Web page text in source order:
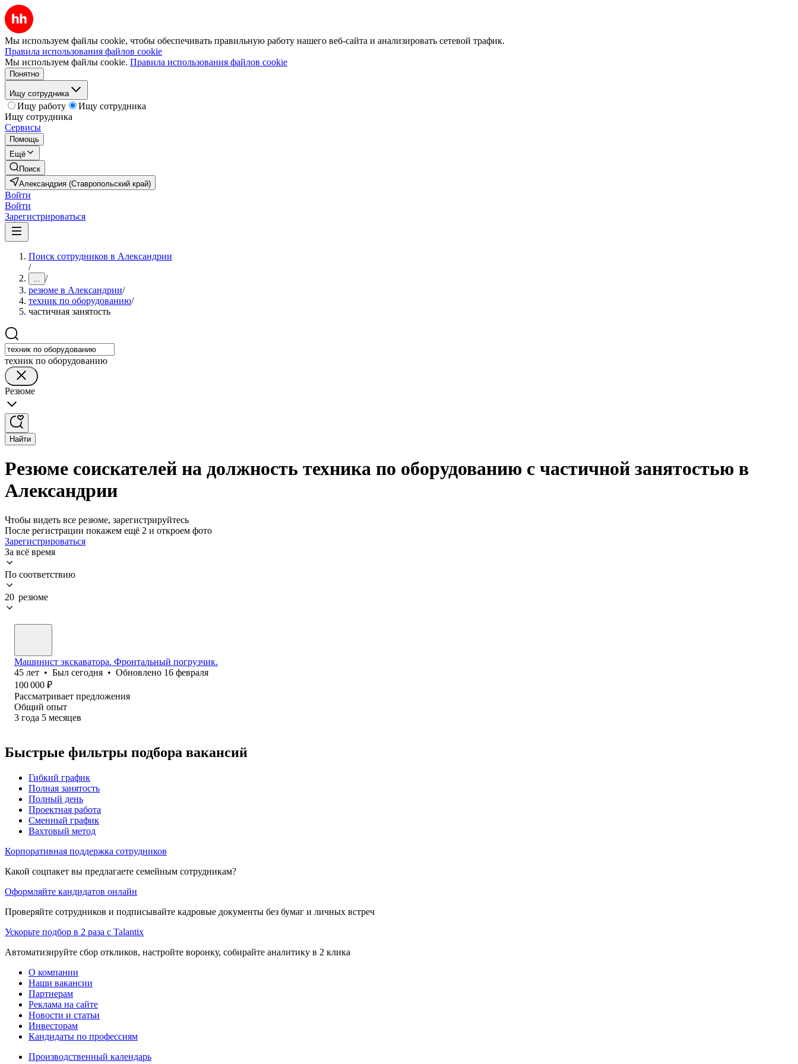
Мы используем файлы cookie, чтобы обеспечивать правильную работу нашего веб-сайта и анализировать сетевой трафик.
Правила использования файлов cookie
Мы используем файлы cookie. Правила использования файлов cookie
Понятно
Ищу сотрудника
Ищу работу
Ищу сотрудника
Ищу сотрудника
Сервисы
Помощь
Ещё
Поиск
Александрия (Ставропольский край)
Войти
Войти
Зарегистрироваться
Поиск сотрудников в Александрии
/
... /
резюме в Александрии/
техник по оборудованию/
частичная занятость
техник по оборудованию
Резюме
Найти
Резюме соискателей на должность техника по оборудованию с частичной занятостью в
Александрии
Чтобы видеть все резюме, зарегистрируйтесь
После регистрации покажем ещё 2 и откроем фото
Зарегистрироваться
За всё время
По соответствию
20 резюме
Машинист экскаватора. Фронтальный погрузчик.
45 лет • Был сегодня • Обновлено 16 февраля
100 000 ₽
Рассматривает предложения
Общий опыт
3 года 5 месяцев
Быстрые фильтры подбора вакансий
Гибкий график
Полная занятость
Полный день
Проектная работа
Сменный график
Вахтовый метод
Корпоративная поддержка сотрудников
Какой соцпакет вы предлагаете семейным сотрудникам?
Оформляйте кандидатов онлайн
Проверяйте сотрудников и подписывайте кадровые документы без бумаг и личных встреч
Ускорьте подбор в 2 раза с Talantix
Автоматизируйте сбор откликов, настройте воронку, собирайте аналитику в 2 клика
О компании
Наши вакансии
Партнерам
Реклама на сайте
Новости и статьи
Инвесторам
Кандидаты по профессиям
Производственный календарь